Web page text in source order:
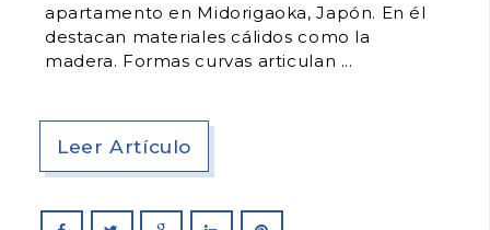
apartamento en Midorigaoka, Japón. En él
destacan materiales cálidos como la
madera. Formas curvas articulan
Leer Artículo